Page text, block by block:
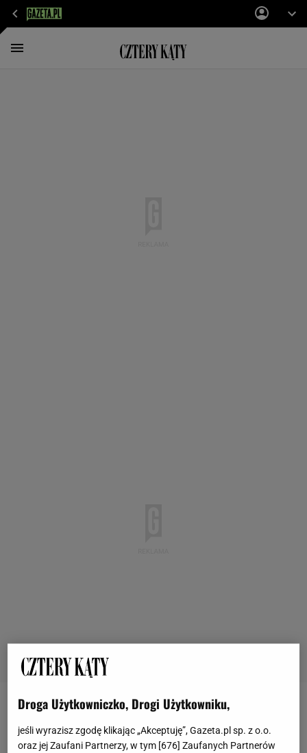
POKRYCIA DACHOWE
Wymieniasz dach lub wykańczasz dom? Te
Droga Użytkowniczko, Drogi Użytkowniku,
jeśli wyrazisz zgodę klikając „Akceptuję”, Gazeta.pl sp. z o.o.
oraz jej Zaufani Partnerzy, w tym [676] Zaufanych Partnerów